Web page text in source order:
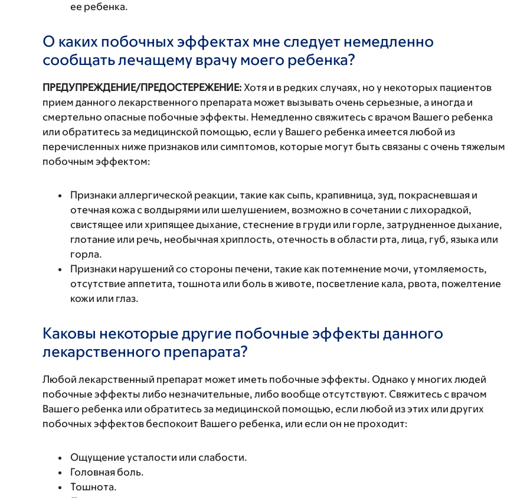
ее ребенка.
О каких побочных эффектах мне следует немедленно
сообщать лечащему врачу моего ребенка?
ПРЕДУПРЕЖДЕНИЕ/ПРЕДОСТЕРЕЖЕНИЕ: Хотя и в редких случаях, но у некоторых пациентов
прием данного лекарственного препарата может вызывать очень серьезные, а иногда и
смертельно опасные побочные эффекты. Немедленно свяжитесь с врачом Вашего ребенка
или обратитесь за медицинской помощью, если у Вашего ребенка имеется любой из
перечисленных ниже признаков или симптомов, которые могут быть связаны с очень тяжелым
побочным эффектом:
Признаки аллергической реакции, такие как сыпь, крапивница, зуд, покрасневшая и
отечная кожа с волдырями или шелушением, возможно в сочетании с лихорадкой,
свистящее или хрипящее дыхание, стеснение в груди или горле, затрудненное дыхание,
глотание или речь, необычная хриплость, отечность в области рта, лица, губ, языка или
горла.
Признаки нарушений со стороны печени, такие как потемнение мочи, утомляемость,
отсутствие аппетита, тошнота или боль в животе, посветление кала, рвота, пожелтение
кожи или глаз.
Каковы некоторые другие побочные эффекты данного
лекарственного препарата?
Любой лекарственный препарат может иметь побочные эффекты. Однако у многих людей
побочные эффекты либо незначительные, либо вообще отсутствуют. Свяжитесь с врачом
Вашего ребенка или обратитесь за медицинской помощью, если любой из этих или других
побочных эффектов беспокоит Вашего ребенка, или если он не проходит:
Ощущение усталости или слабости.
Головная боль.
Тошнота.